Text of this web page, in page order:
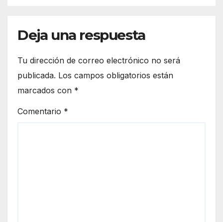
Deja una respuesta
Tu dirección de correo electrónico no será
publicada. Los campos obligatorios están
marcados con *
Comentario *